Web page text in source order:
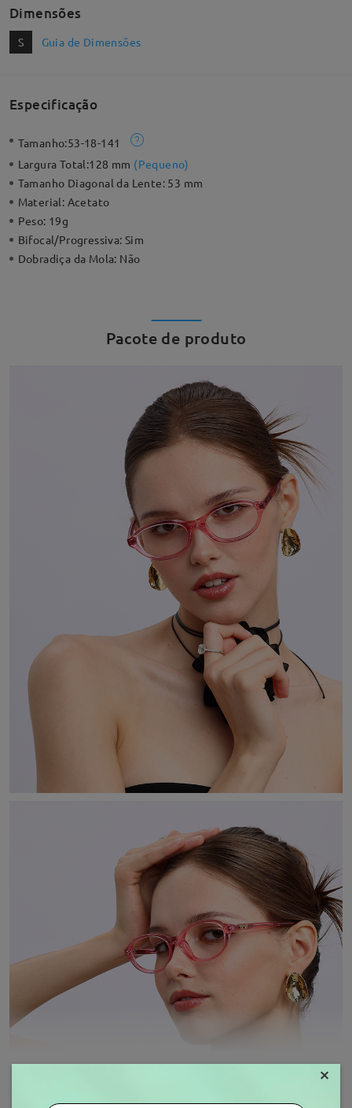
Dimensões
S Guia de Dimensões
Especificação
Tamanho:53-18-141
Largura Total:128 mm (Pequeno)
Tamanho Diagonal da Lente: 53 mm
Material: Acetato
Peso: 19g
Bifocal/Progressiva:Sim
Dobradiça da Mola: Não
Pacote de produto
×